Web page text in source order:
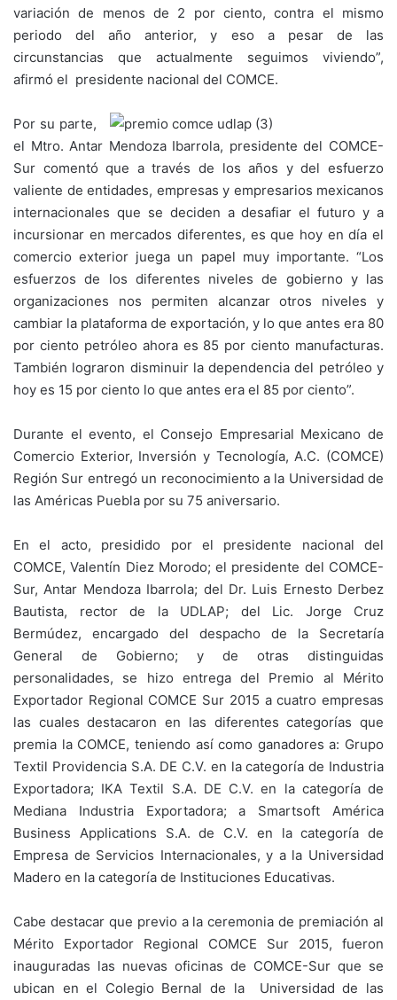
variación de menos de 2 por ciento, contra el mismo
periodo del año anterior, y eso a pesar de las
circunstancias que actualmente seguimos viviendo”,
afirmó el presidente nacional del COMCE.
Por su parte,
el Mtro. Antar Mendoza Ibarrola, presidente del COMCE-
Sur comentó que a través de los años y del esfuerzo
valiente de entidades, empresas y empresarios mexicanos
internacionales que se deciden a desafiar el futuro y a
incursionar en mercados diferentes, es que hoy en día el
comercio exterior juega un papel muy importante. “Los
esfuerzos de los diferentes niveles de gobierno y las
organizaciones nos permiten alcanzar otros niveles y
cambiar la plataforma de exportación, y lo que antes era 80
por ciento petróleo ahora es 85 por ciento manufacturas.
También lograron disminuir la dependencia del petróleo y
hoy es 15 por ciento lo que antes era el 85 por ciento”.
Durante el evento, el Consejo Empresarial Mexicano de
Comercio Exterior, Inversión y Tecnología, A.C. (COMCE)
Región Sur entregó un reconocimiento a la Universidad de
las Américas Puebla por su 75 aniversario.
En el acto, presidido por el presidente nacional del
COMCE, Valentín Diez Morodo; el presidente del COMCE-
Sur, Antar Mendoza Ibarrola; del Dr. Luis Ernesto Derbez
Bautista, rector de la UDLAP; del Lic. Jorge Cruz
Bermúdez, encargado del despacho de la Secretaría
General de Gobierno; y de otras distinguidas
personalidades, se hizo entrega del Premio al Mérito
Exportador Regional COMCE Sur 2015 a cuatro empresas
las cuales destacaron en las diferentes categorías que
premia la COMCE, teniendo así como ganadores a: Grupo
Textil Providencia S.A. DE C.V. en la categoría de Industria
Exportadora; IKA Textil S.A. DE C.V. en la categoría de
Mediana Industria Exportadora; a Smartsoft América
Business Applications S.A. de C.V. en la categoría de
Empresa de Servicios Internacionales, y a la Universidad
Madero en la categoría de Instituciones Educativas.
Cabe destacar que previo a la ceremonia de premiación al
Mérito Exportador Regional COMCE Sur 2015, fueron
inauguradas las nuevas oficinas de COMCE-Sur que se
ubican en el Colegio Bernal de la Universidad de las